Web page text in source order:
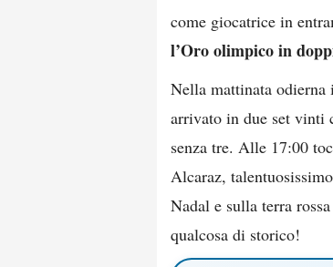
come giocatrice in
l’Oro olimpico in
Nella mattinata odierna
arrivato in due set vinti
senza tre. Alle 17:00
Alcaraz,
Nadal e sulla terra
qualcosa di storico!